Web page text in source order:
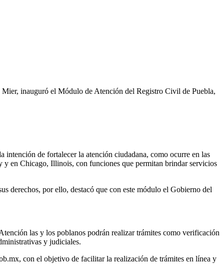
inauguró el Módulo de Atención del Registro Civil de Puebla,
intención de fortalecer la atención ciudadana, como ocurre en las
y en Chicago, Illinois, con funciones que permitan brindar servicios
derechos, por ello, destacó que con este módulo el Gobierno del
las y los poblanos podrán realizar trámites como verificación
y judiciales.
con el objetivo de facilitar la realización de trámites en línea y